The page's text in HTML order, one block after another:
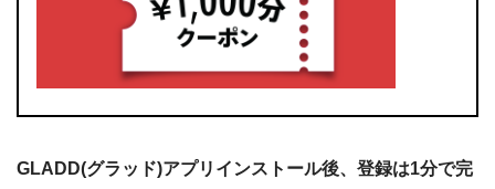
GLADD(グラッド)アプリインストール後、登録は1分で完